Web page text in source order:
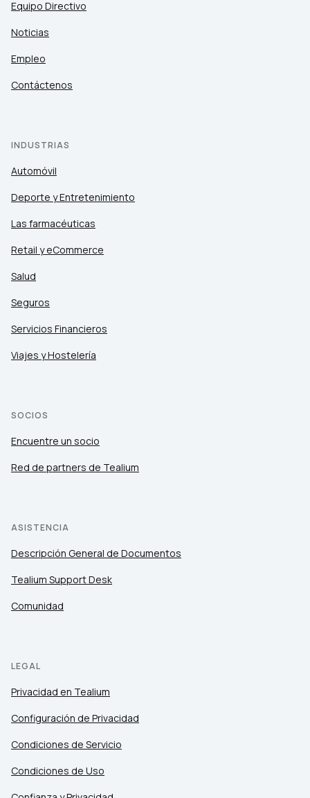
Equipo Directivo
Noticias
Empleo
Contáctenos
INDUSTRIAS
Automóvil
Deporte y Entretenimiento
Las farmacéuticas
Retail y eCommerce
Salud
Seguros
Servicios Financieros
Viajes y Hostelería
SOCIOS
Encuentre un socio
Red de partners de Tealium
ASISTENCIA
Descripción General de Documentos
Tealium Support Desk
Comunidad
LEGAL
Privacidad en Tealium
Configuración de Privacidad
Condiciones de Servicio
Condiciones de Uso